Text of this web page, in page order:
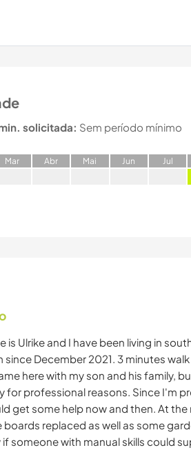
solicitada: Sem período mínimo
Mar Abr Mai Jun Jul
is Ulrike and I have been living in
since December 2021. 3 minutes
here with my son and his family,
for professional reasons. Since I'm
get some help now and then. At
boards replaced as well as some
someone with manual skills could